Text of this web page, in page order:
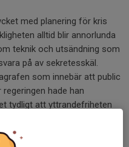
med planering för kris
alltid blir annorlunda
teknik och utsändning som
på av sekretesskäl.
som innebär att public
hade han
tydligt att yttrandefriheten
innehållet i